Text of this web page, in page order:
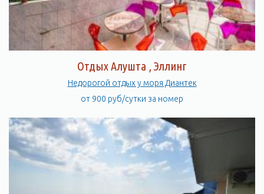
Отдых Алушта , Эллинг
Недорогой отдых у моря Диантек
от 900 руб/сутки за номер